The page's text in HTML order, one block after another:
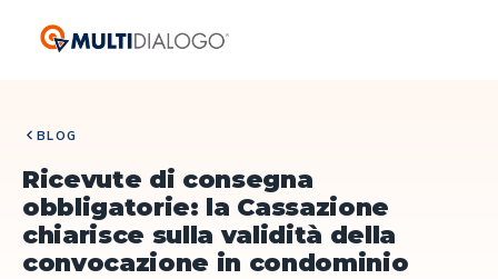
BLOG
Ricevute di consegna
obbligatorie: la Cassazione
chiarisce sulla validità della
convocazione in condominio